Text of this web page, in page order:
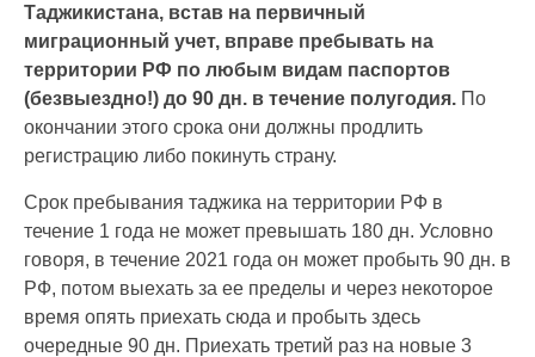
Таджикистана, встав на первичный
миграционный учет, вправе пребывать на
территории РФ по любым видам паспортов
(безвыездно!) до 90 дн. в течение полугодия. По
окончании этого срока они должны продлить
регистрацию либо покинуть страну.
Срок пребывания таджика на территории РФ в
течение 1 года не может превышать 180 дн. Условно
говоря, в течение 2021 года он может пробыть 90 дн. в
РФ, потом выехать за ее пределы и через некоторое
время опять приехать сюда и пробыть здесь
очередные 90 дн. Приехать третий раз на новые 3